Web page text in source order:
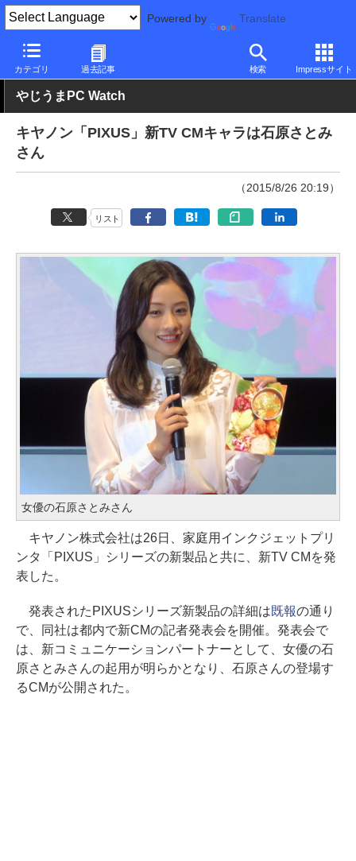
Powered by Translate
カテゴリ 過去記事 検索 Impressサイト
PC Watch 半導体/周辺機器 インクジェットプリンタ/複合機 キ
やじうまPC Watch
キヤノン「PIXUS」新TV CMキャラは石原さとみ
さん
（2015/8/26 20:19）
リスト
女優の石原さとみさん
キヤノン株式会社は26日、家庭用インクジェットプリ
ンタ「PIXUS」シリーズの新製品と共に、新TV CMを発
表した。
発表されたPIXUSシリーズ新製品の詳細は既報の通り
で、同社は都内で新CMの記者発表会を開催。発表会で
は、新コミュニケーションパートナーとして、女優の石
原さとみさんの起用が明らかとなり、石原さんの登場す
るCMが公開された。